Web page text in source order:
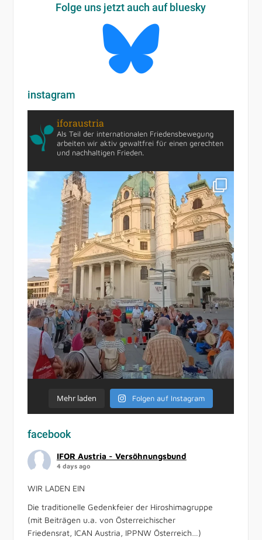
Folge uns jetzt auch auf bluesky
instagram
iforaustria
Als Teil der internationalen Friedensbewegung
arbeiten wir aktiv gewaltfrei für einen gerechten
und nachhaltigen Frieden.
Mehr laden Folgen auf Instagram
facebook
IFOR Austria - Versöhnungsbund
4 days ago
WIR LADEN EIN
Die traditionelle Gedenkfeier der Hiroshimagruppe
(mit Beiträgen u.a. von Österreichischer
Friedensrat, ICAN Austria, IPPNW Österreich…)